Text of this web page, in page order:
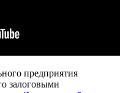
предприятия
залоговыми